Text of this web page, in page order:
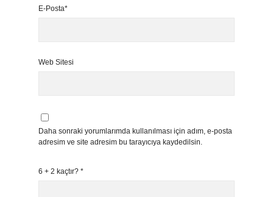
E-Posta*
Web Sitesi
Daha sonraki yorumlarımda kullanılması için adım, e-posta
adresim ve site adresim bu tarayıcıya kaydedilsin.
6 + 2 kaçtır? *